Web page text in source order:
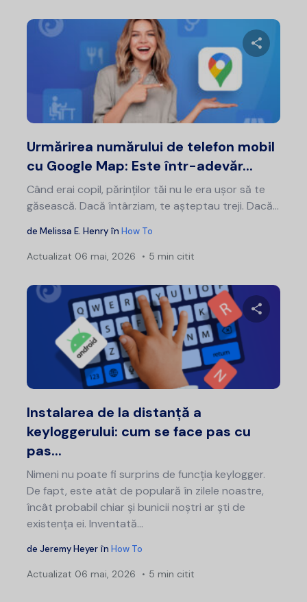
Urmărirea numărului de telefon mobil
cu Google Map: Este într-adevăr...
Când erai copil, părinților tăi nu le era ușor să te
găsească. Dacă întârziam, te așteptau treji. Dacă...
de Melissa E. Henry în How To
Actualizat 06 mai, 2026 5 min citit
Instalarea de la distanță a
keyloggerului: cum se face pas cu
pas...
Nimeni nu poate fi surprins de funcția keylogger.
De fapt, este atât de populară în zilele noastre,
încât probabil chiar și bunicii noștri ar ști de
existența ei. Inventată...
de Jeremy Heyer în How To
Actualizat 06 mai, 2026 5 min citit